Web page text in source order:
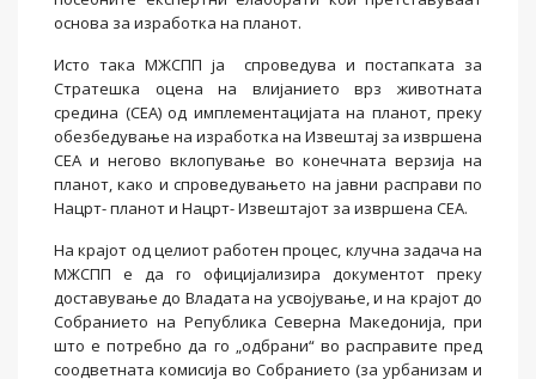
основа за изработка на планот.
Исто така МЖСПП ја спроведува и постапката за
Стратешка оцена на влијанието врз животната
средина (СЕА) од имплементацијата на планот, преку
обезбедување на изработка на Извештај за извршена
СЕА и негово вклопување во конечната верзија на
планот, како и спроведувањето на јавни расправи по
Нацрт- планот и Нацрт- Извештајот за извршена СЕА.
На крајот од целиот работен процес, клучна задача на
МЖСПП е да го официјализира документот преку
доставување до Владата на усвојување, и на крајот до
Собранието на Република Северна Македонија, при
што е потребно да го „одбрани“ во расправите пред
соодветната комисија во Собранието (за урбанизам и